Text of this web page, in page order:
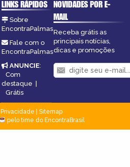
LINKS RÁPIDOS
Sobre
EncontraPalmas
Fale com o
EncontraPalmas
ANUNCIE:
Com
destaque
Grátis
NOVIDADES POR E-
MAIL
Receba grátis as
principais notícias,
dicas e promoções
Privacidade
Sitemap
pelo time do EncontraBrasil